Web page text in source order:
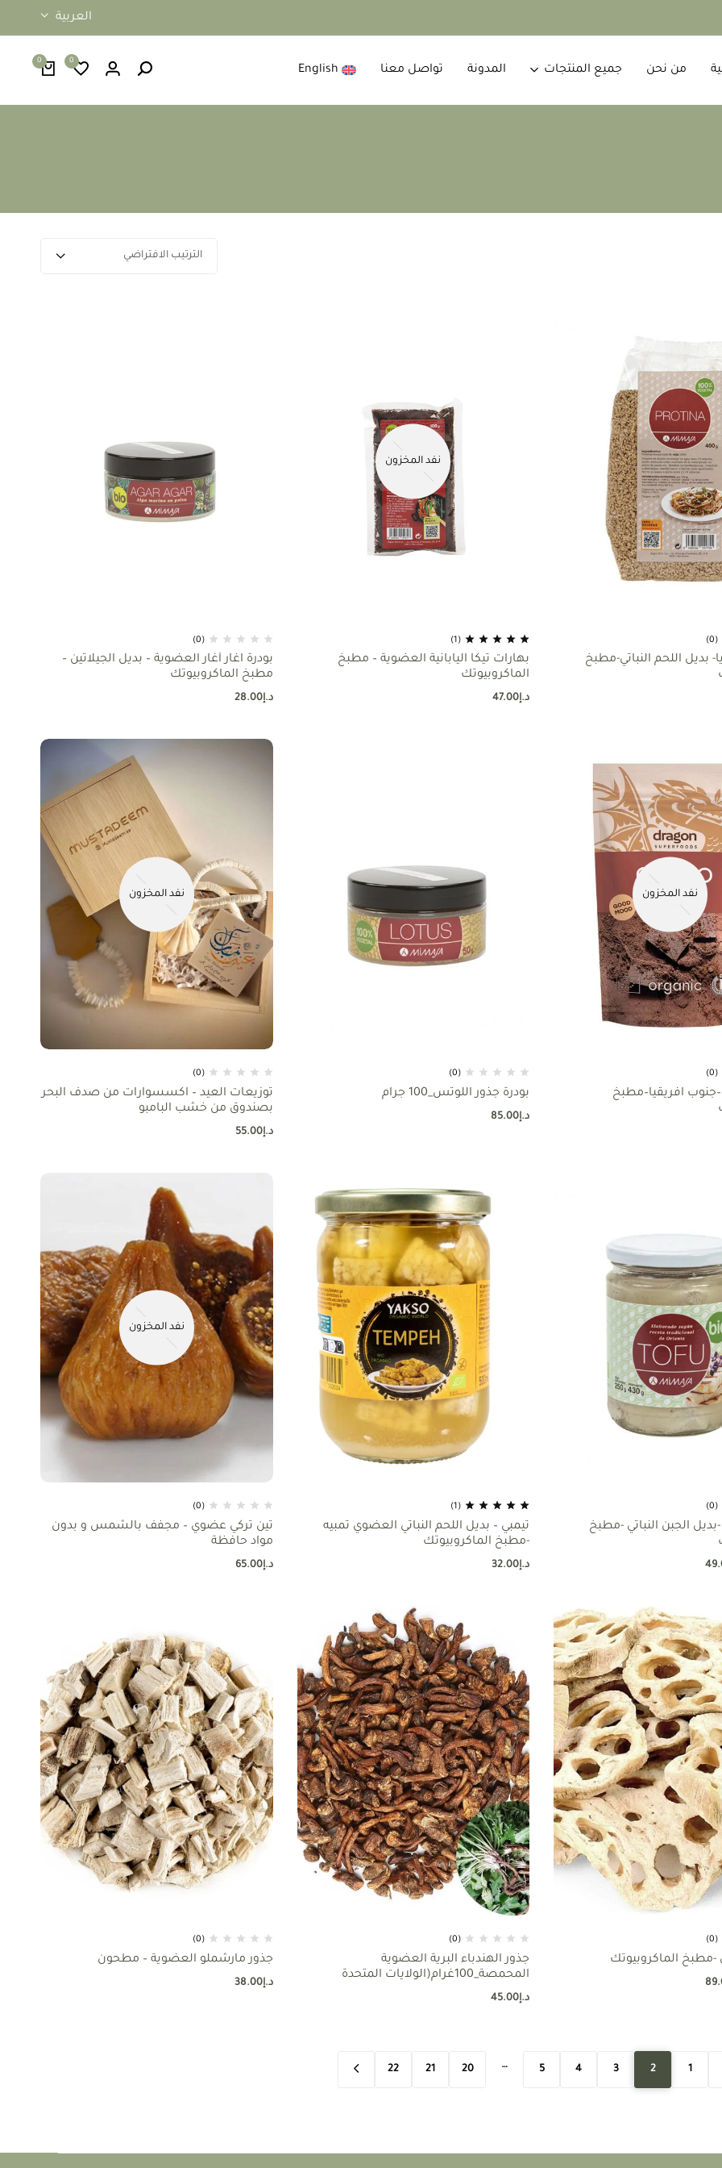
العربية
من نحن جميع المنتجات المدونة تواصل معنا English
0
0
الترتيب الافتراضي
(0)
بديل اللحم النباتي-مطبخ
نفد المخزون
(1)
بهارات تيكا اليابانية العضوية – مطبخ
الماكروبيوتك
د.إ47.00
(0)
بودرة اغار أغار العضوية – بديل الجيلاتين –
مطبخ الماكروبيوتك
د.إ28.00
نفد المخزون
(0)
افريقيا–مطبخ
(0)
بودرة جذور اللوتس_100 جرام
د.إ85.00
نفد المخزون
(0)
توزيعات العيد – اكسسوارات من صدف البحر
بصندوق من خشب البامبو
د.إ55.00
(0)
الجبن النباتي -مطبخ
(1)
تيمبي – بديل اللحم النباتي العضوي تمبيه
-مطبخ الماكروبيوتك
د.إ32.00
نفد المخزون
(0)
تين تركي عضوي – مجفف بالشمس و بدون
مواد حافظة
د.إ65.00
(0)
-مطبخ الماكروبيوتك
(0)
جذور الهندباء البرية العضوية
المحمصة_100غرام(الولايات المتحدة
الامريكية).
د.إ45.00
(0)
جذور مارشملو العضوية – مطحون
د.إ38.00
1
2
3
4
5
…
20
21
22